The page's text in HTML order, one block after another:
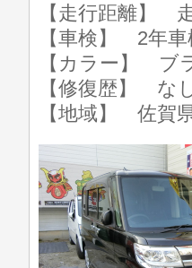
【走行距離】
【車検】 2年
【カラー】 ブ
【修復歴】 な
【地域】 佐賀